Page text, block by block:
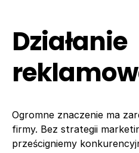
Działanie
Ogromne znaczenie ma
firmy. Bez strategii
prześcigniemy